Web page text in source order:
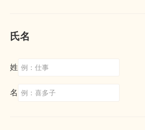
氏名
姓
名